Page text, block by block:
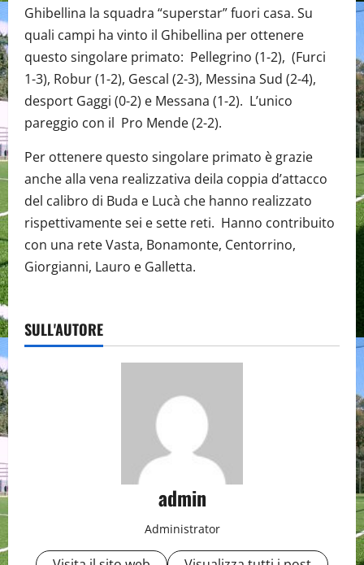
Ghibellina la squadra “superstar” fuori casa. Su
quali campi ha vinto il Ghibellina per ottenere
questo singolare primato: Pellegrino (1-2), (Furci
1-3), Robur (1-2), Gescal (2-3), Messina Sud (2-4),
desport Gaggi (0-2) e Messana (1-2). L’unico
pareggio con il Pro Mende (2-2).
Per ottenere questo singolare primato è grazie
anche alla vena realizzativa deila coppia d’attacco
del calibro di Buda e Lucà che hanno realizzato
rispettivamente sei e sette reti. Hanno contribuito
con una rete Vasta, Bonamonte, Centorrino,
Giorgianni, Lauro e Galletta.
SULL'AUTORE
admin
Administrator